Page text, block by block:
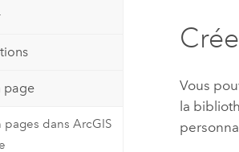
page
pages dans ArcGIS
Vous
la